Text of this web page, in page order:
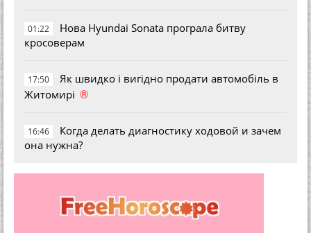
01:22
Нова Hyundai Sonata програла битву
кросоверам
17:50
Як швидко і вигідно продати автомобіль в
Житомирі ®
16:46
Когда делать диагностику ходовой и зачем
она нужна?